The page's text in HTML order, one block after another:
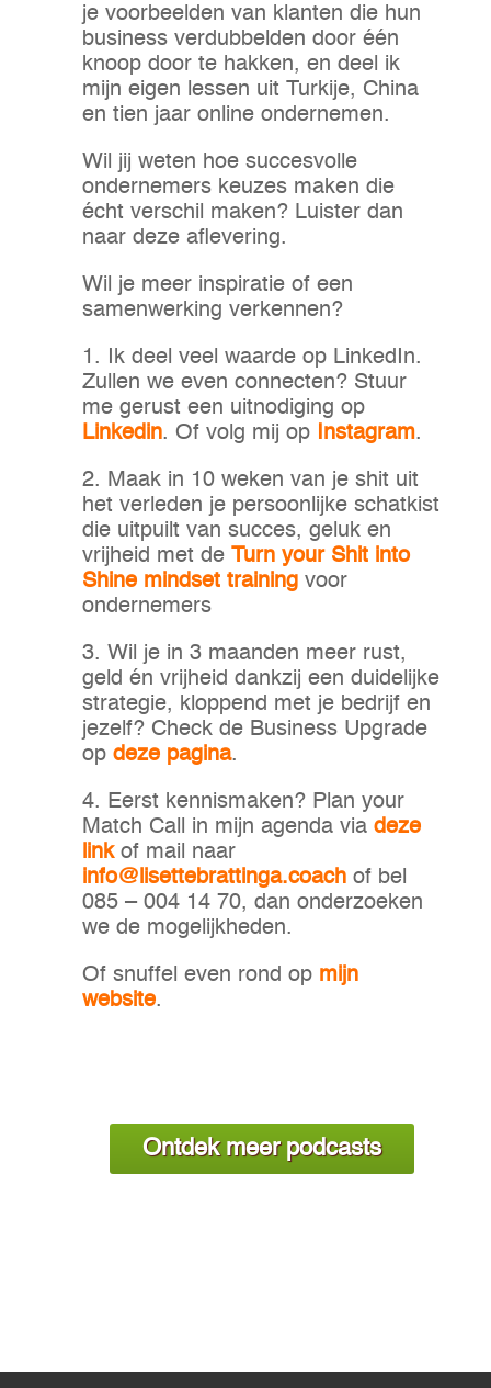
je voorbeelden van klanten die hun
business verdubbelden door één
knoop door te hakken, en deel ik
mijn eigen lessen uit Turkije, China
en tien jaar online ondernemen.
Wil jij weten hoe succesvolle
ondernemers keuzes maken die
écht verschil maken? Luister dan
naar deze aflevering.
Wil je meer inspiratie of een
samenwerking verkennen?
1. Ik deel veel waarde op LinkedIn.
Zullen we even connecten? Stuur
me gerust een uitnodiging op
Linkedin. Of volg mij op Instagram.
2. Maak in 10 weken van je shit uit
het verleden je persoonlijke schatkist
die uitpuilt van succes, geluk en
vrijheid met de Turn your Shit into
Shine mindset trainingvoor
ondernemers
3. Wil je in 3 maanden meer rust,
geld én vrijheid dankzij een duidelijke
strategie, kloppend met je bedrijf en
jezelf? Check de Business Upgrade
op deze pagina.
4. Eerst kennismaken? Plan your
Match Call in mijn agenda via deze
linkof mail naar
info@lisettebrattinga.coachof bel
085 – 004 14 70, dan onderzoeken
we de mogelijkheden.
Of snuffel even rond op mijn
website.
Ontdek meer podcasts